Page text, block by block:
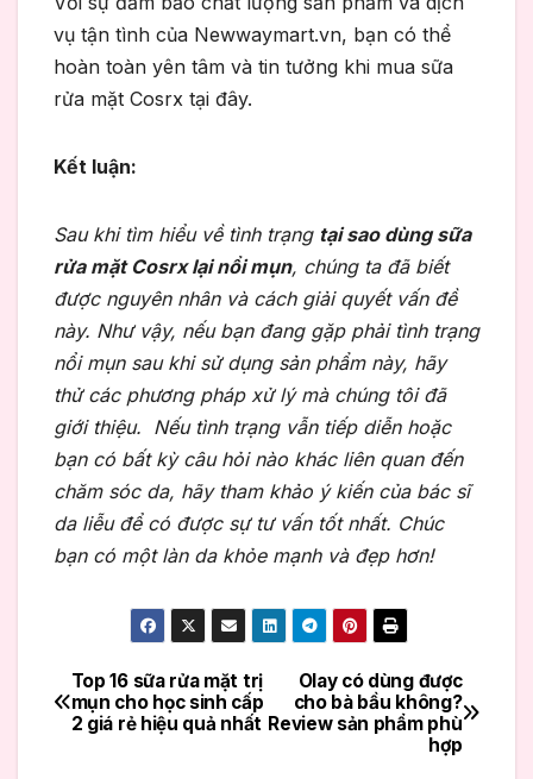
vụ tận tình của Newwaymart.vn, bạn có thể
hoàn toàn yên tâm và tin tưởng khi mua sữa
rửa mặt Cosrx tại đây.
Kết luận:
Sau khi tìm hiểu về tình trạng tại sao dùng sữa
rửa mặt Cosrx lại nổi mụn, chúng ta đã biết
được nguyên nhân và cách giải quyết vấn đề
này. Như vậy, nếu bạn đang gặp phải tình trạng
nổi mụn sau khi sử dụng sản phẩm này, hãy
thử các phương pháp xử lý mà chúng tôi đã
giới thiệu. Nếu tình trạng vẫn tiếp diễn hoặc
bạn có bất kỳ câu hỏi nào khác liên quan đến
chăm sóc da, hãy tham khảo ý kiến của bác sĩ
da liễu để có được sự tư vấn tốt nhất. Chúc
bạn có một làn da khỏe mạnh và đẹp hơn!
Điều
hướng
Olay có dùng được
cho bà bầu không?
Review sản phẩm phù
hợp
Top 16 sữa rửa mặt trị
mụn cho học sinh cấp
2 giá rẻ hiệu quả nhất